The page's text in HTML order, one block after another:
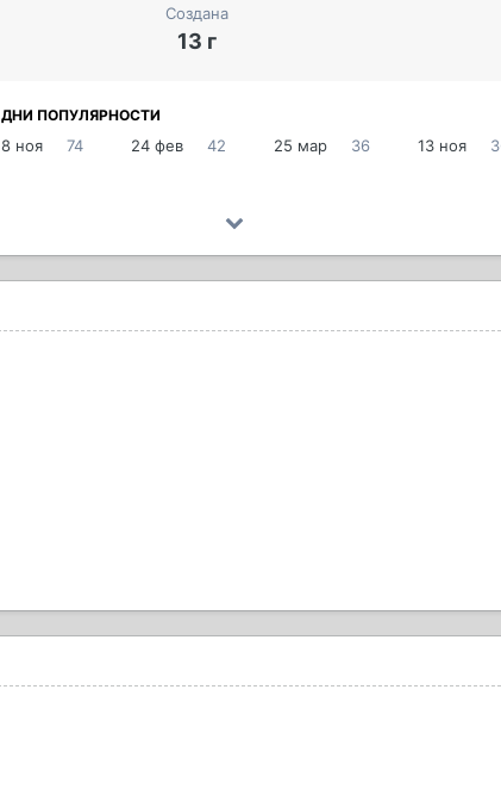
Создана
13 г
ДНИ ПОПУЛЯРНОСТИ
8 ноя 74 24 фев 42 25 мар 36 13 ноя